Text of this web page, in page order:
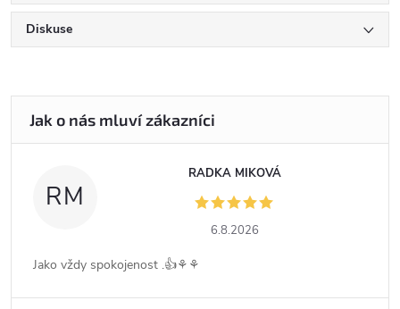
Diskuse
RM
RADKA MIKOVÁ
6.8.2026
Jako vždy spokojenost .👍⚘️⚘️